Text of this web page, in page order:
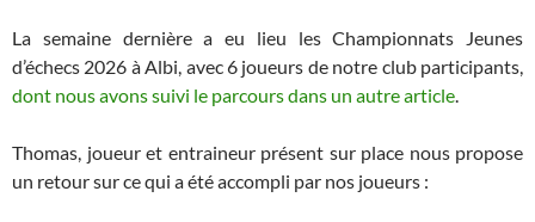
La semaine dernière a eu lieu les Championnats Jeunes
d’échecs 2026 à Albi, avec 6 joueurs de notre club participants,
dont nous avons suivi le parcours dans un autre article
Thomas, joueur et entraineur présent sur place nous propose
un retour sur ce qui a été accompli par nos joueurs :